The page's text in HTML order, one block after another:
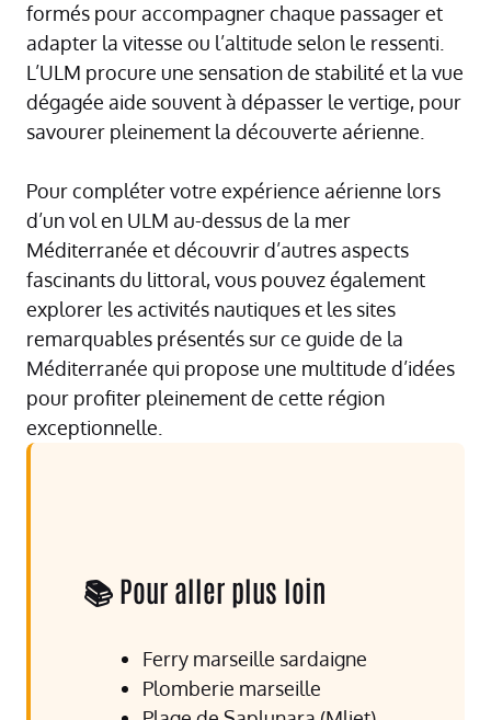
formés pour accompagner chaque passager et
adapter la vitesse ou l’altitude selon le ressenti.
L’ULM procure une sensation de stabilité et la vue
dégagée aide souvent à dépasser le vertige, pour
savourer pleinement la découverte aérienne.
Pour compléter votre expérience aérienne lors
d’un vol en ULM au-dessus de la mer
Méditerranée et découvrir d’autres aspects
fascinants du littoral, vous pouvez également
explorer les activités nautiques et les sites
remarquables présentés surce guide de la
Méditerranée qui propose une multitude d’idées
pour profiter pleinement de cette région
exceptionnelle.
📚 Pour aller plus loin
Ferry marseille sardaigne
Plomberie marseille